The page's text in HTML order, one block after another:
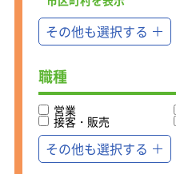
＜機械設計
エンジニア
通信機器、
＜回路設
容＞
遊戯機器、
路設計業務
その他も選択する
職種
営業
接客・販売
その他も選択する